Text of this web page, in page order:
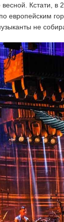
Кстати, в
европейским
не